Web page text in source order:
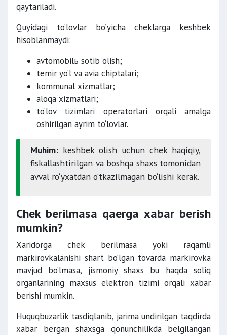
qaytariladi.
Quyidagi to‘lovlar bo‘yicha cheklarga keshbek
hisoblanmaydi:
avtomobilь sotib olish;
temir yo‘l va avia chiptalari;
kommunal xizmatlar;
aloqa xizmatlari;
to‘lov tizimlari operatorlari orqali amalga
oshirilgan ayrim to‘lovlar.
Muhim: keshbek olish uchun chek haqiqiy,
fiskallashtirilgan va boshqa shaxs tomonidan
avval ro‘yxatdan o‘tkazilmagan bo‘lishi kerak.
Chek berilmasa qaerga xabar berish
mumkin?
Xaridorga chek berilmasa yoki raqamli
markirovkalanishi shart bo‘lgan tovarda markirovka
mavjud bo‘lmasa, jismoniy shaxs bu haqda soliq
organlarining maxsus elektron tizimi orqali xabar
berishi mumkin.
Huquqbuzarlik tasdiqlanib, jarima undirilgan taqdirda
xabar bergan shaxsga qonunchilikda belgilangan